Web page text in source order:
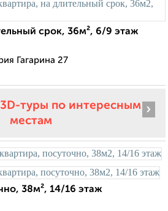
срок, 36м², 6/9 этаж
Гагарина 27
туры по интересным
местам
›
38м², 14/16 этаж